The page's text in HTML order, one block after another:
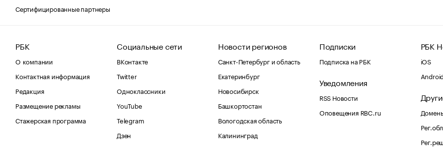
Сертифицированные партнеры
РБК
О компании
Контактная информация
Редакция
Размещение рекламы
Стажерская программа
Социальные сети
ВКонтакте
Twitter
Одноклассники
YouTube
Telegram
Дзен
Новости регионов
Санкт-Петербург и область
Екатеринбург
Новосибирск
Башкортостан
Вологодская область
Калининград
Подписки
Подписка на РБК
Уведомления
RSS Новости
Оповещения RBC.ru
РБК
iOS